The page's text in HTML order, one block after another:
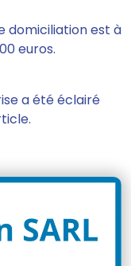
domiciliation est à
euros.
a été éclairé